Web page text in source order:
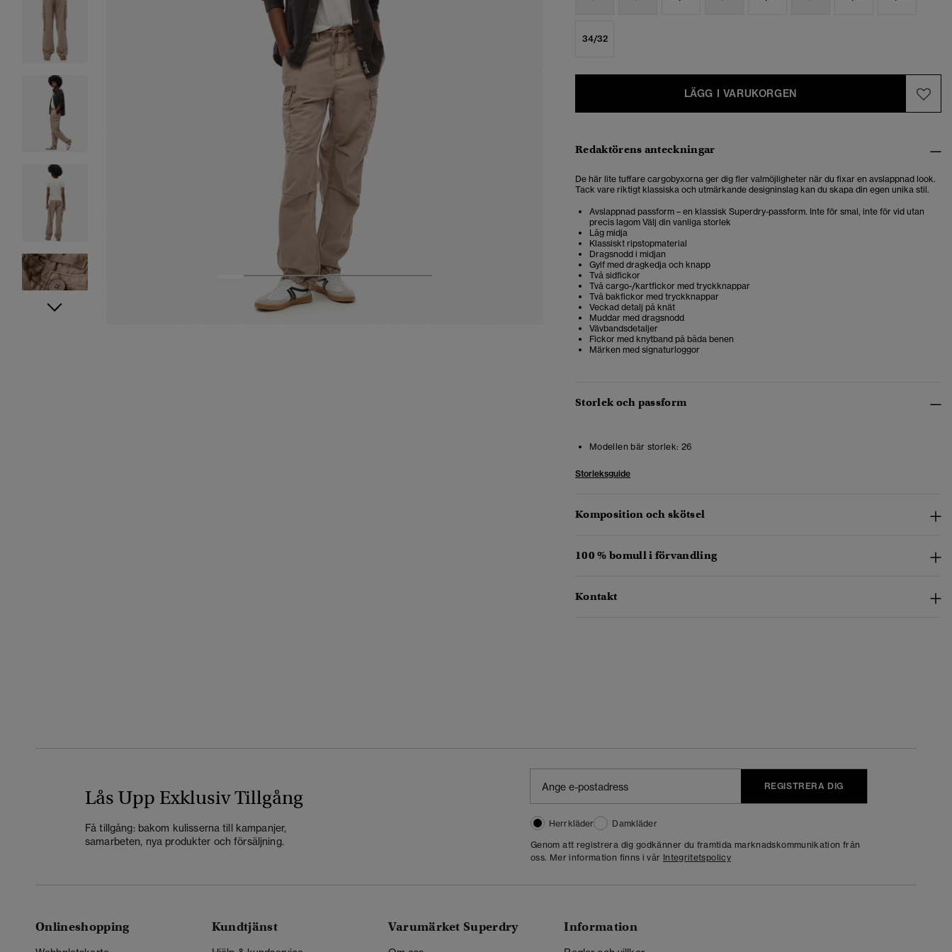
3 4 5
34/32
LÄGG I VARUKORGEN
Redaktörens anteckningar
De här lite tuffare cargobyxorna ger dig fler valmöjligheter när du fixar en avslappnad look.
Tack vare riktigt klassiska och utmärkande designinslag kan du skapa din egen unika stil.
Avslappnad passform – en klassisk Superdry-passform. Inte för smal, inte för vid utan
precis lagom Välj din vanliga storlek
Låg midja
Klassiskt ripstopmaterial
Dragsnodd i midjan
Gylf med dragkedja och knapp
Två sidfickor
Två cargo-/kartfickor med tryckknappar
Två bakfickor med tryckknappar
Veckad detalj på knät
Muddar med dragsnodd
Vävbandsdetaljer
Fickor med knytband på båda benen
Märken med signaturloggor
Storlek och passform
Modellen bär storlek: 26
Storleksguide
Komposition och skötsel
100 % bomull i förvandling
Kontakt
Lås Upp Exklusiv Tillgång
Få tillgång: bakom kulisserna till kampanjer,
samarbeten, nya produkter och försäljning.
REGISTRERA DIG
Herrkläder
Damkläder
Genom att registrera dig godkänner du framtida marknadskommunikation från
oss. Mer information finns i vår Integritetspolicy
Onlineshopping Kundtjänst Varumärket Superdry Information